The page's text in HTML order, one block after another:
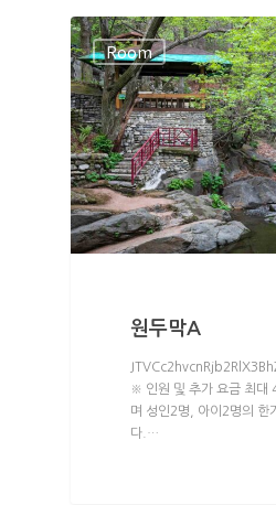
Room
원두막A
※ 인원 및 추가 요금 최대
며 성인2명, 아이2명의 한
다.…